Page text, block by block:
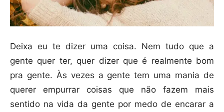
Deixa eu te dizer uma coisa. Nem tudo que a
gente quer ter, quer dizer que é realmente bom
pra gente. Às vezes a gente tem uma mania de
querer empurrar coisas que não fazem mais
sentido na vida da gente por medo de encarar a